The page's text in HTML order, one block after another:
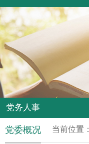
党务人事
当前位置：
党委概况